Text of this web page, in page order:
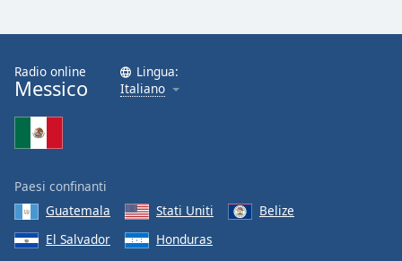
Radio online
Messico
Lingua:
Italiano
Paesi confinanti
Guatemala
Stati Uniti
Belize
El Salvador
Honduras